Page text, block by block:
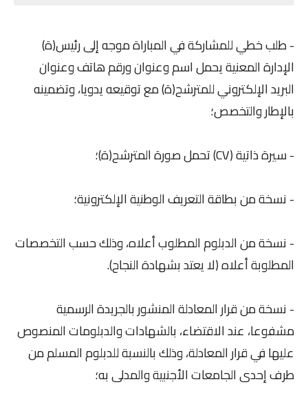
- طلب خطي للمشاركة في المباراة موجه إلى رئيس(ة)
الإدارة المعنية يحمل اسم وعنوان ورقم هاتف وعنوان
البريد الإلكتروني للمترشح(ة) مع توقيعه يدويا، وتضمينه
بالإطار والتخصص؛
- سيرة ذاتية (CV) تحمل صورة المترشح(ة)؛
- نسخة من بطاقة التعريف الوطنية الإلكترونية؛
- نسخة من الدبلوم المطلوب أعلاه، وذلك حسب التخصصات
المطلوبة أعلاه (لا يعتد بشهادة النجاح).
- نسخة من قرار المعادلة المنشور بالجريدة الرسمية
مشفوعا، عند الاقتضاء، بالشهادات والدبلومات المنصوص
عليها في قرار المعادلة، وذلك بالنسبة للدبلوم المسلم من
طرف إحدى الجامعات الأجنبية والمدلى به؛